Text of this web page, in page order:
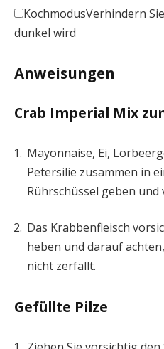
KochmodusVerhindern
dunkel wird
Anweisungen
Crab Imperial Mix
Mayonnaise, Ei,
Petersilie zusammen in
Rührschüssel geben und
Das Krabbenfleisch
heben und darauf
nicht zerfällt.
Gefüllte Pilze